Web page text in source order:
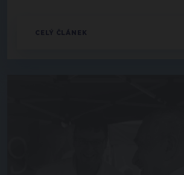
CELÝ ČLÁNEK